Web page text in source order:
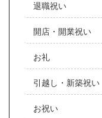
退職祝い
開店・開業祝い
お礼
引越し・新築祝い
お祝い